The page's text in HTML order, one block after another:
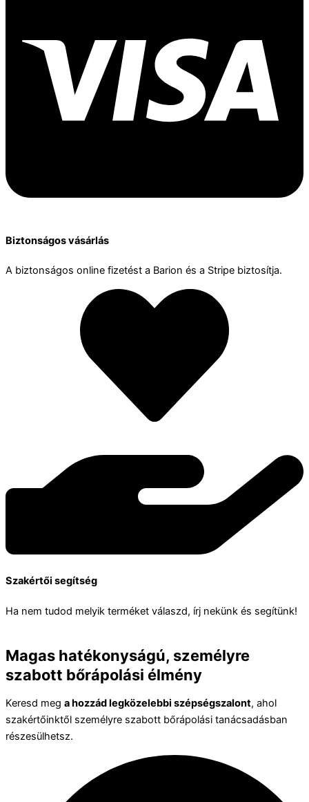
Biztonságos vásárlás
A biztonságos online fizetést a Barion és a Stripe biztosítja.
Szakértői segítség
Ha nem tudod melyik terméket válaszd, írj nekünk és segítünk!
Magas hatékonyságú, személyre
szabott bőrápolási élmény
Keresd meg a hozzád legközelebbi szépségszalont, ahol
szakértőinktől személyre szabott bőrápolási tanácsadásban
részesülhetsz.